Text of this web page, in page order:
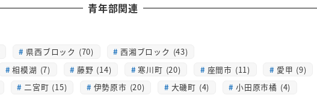
青年部関連
県西ブロック (70)
西湘ブロック (43)
相模湖 (7) 藤野 (14) 寒川町 (20) 座間市 (11) 愛甲 (9)
二宮町 (15) 伊勢原市 (20) 大磯町 (4)
小田原市橘 (4)